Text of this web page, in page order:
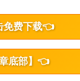
免费下载👈
底部】👈